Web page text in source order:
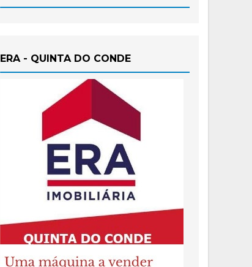
ERA - QUINTA DO CONDE